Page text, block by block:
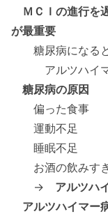
ＭＣＩの進行を
が最重要
糖尿病になると
アルツハイマ
糖尿病の原因
偏った食事
運動不足
睡眠不足
お酒の飲みす
→ アルツハ
アルツハイマー